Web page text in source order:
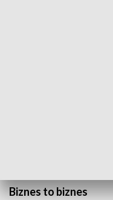
Biznes to biznes